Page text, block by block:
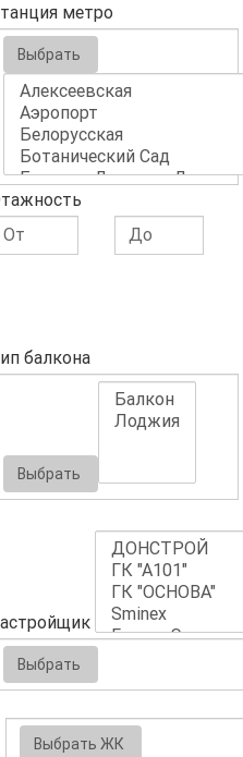
метро
Выбрать
балкона
Выбрать
Выбрать
Выбрать ЖК